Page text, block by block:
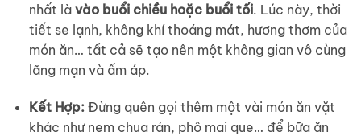
nhất là vào buổi chiều hoặc buổi tối. Lúc này, thời
tiết se lạnh, không khí thoáng mát, hương thơm của
món ăn… tất cả sẽ tạo nên một không gian vô cùng
lãng mạn và ấm áp.
Kết Hợp:Đừng quên gọi thêm một vài món ăn vặt
khác như nem chua rán, phô mai que… để bữa ăn